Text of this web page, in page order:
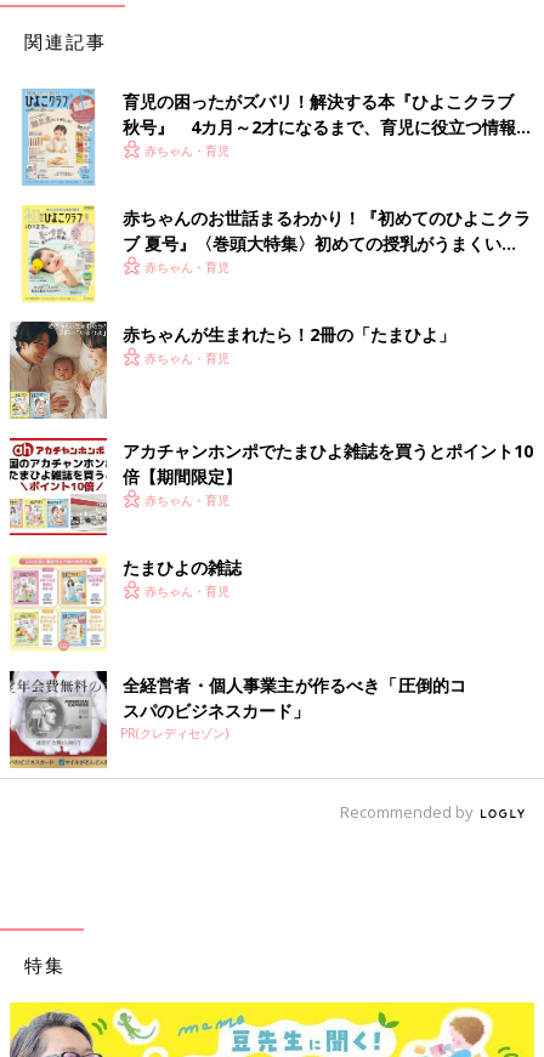
関連記事
育児の困ったがズバリ！解決する本『ひよこクラブ
秋号』 4カ月～2才になるまで、育児に役立つ情報が
いっぱい！
赤ちゃん・育児
赤ちゃんのお世話まるわかり！『初めてのひよこクラ
ブ 夏号』〈巻頭大特集〉初めての授乳がうまくい
く！ おっぱい・ミルクの基本と夏のトラブル 解決テ
赤ちゃん・育児
赤ちゃんが生まれたら！2冊の「たまひよ」
赤ちゃん・育児
アカチャンホンポでたまひよ雑誌を買うとポイント10
倍【期間限定】
赤ちゃん・育児
たまひよの雑誌
赤ちゃん・育児
全経営者・個人事業主が作るべき「圧倒的コ
スパのビジネスカード」
PR(クレディセゾン)
Recommended by
特集